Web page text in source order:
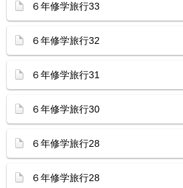
６年修学旅行33
６年修学旅行32
６年修学旅行31
６年修学旅行30
６年修学旅行28
６年修学旅行28